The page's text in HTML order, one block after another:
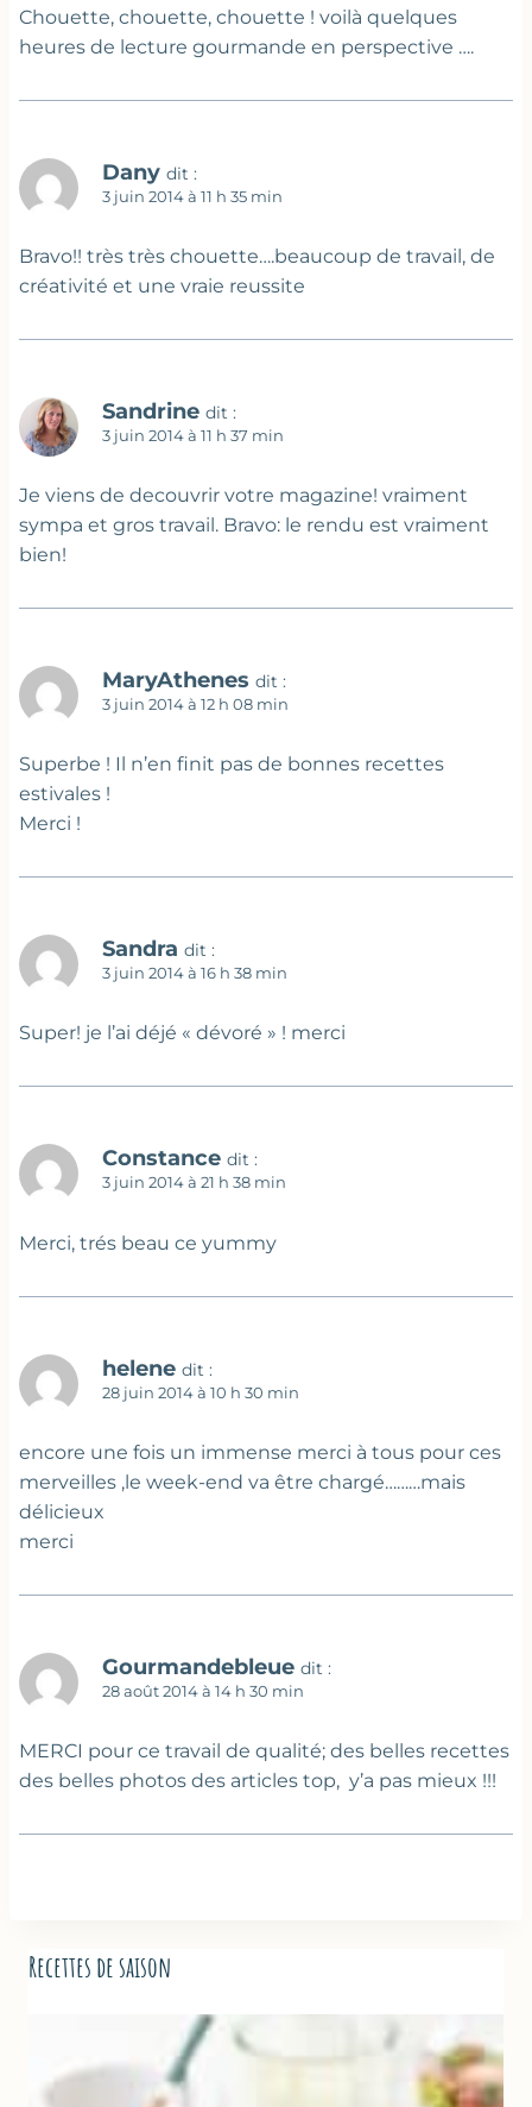
Chouette, chouette, chouette ! voilà quelques
heures de lecture gourmande en perspective ….
Dany dit :
3 juin 2014 à 11 h 35 min
Bravo!! très très chouette….beaucoup de travail, de
créativité et une vraie reussite
Sandrine dit :
3 juin 2014 à 11 h 37 min
Je viens de decouvrir votre magazine! vraiment
sympa et gros travail. Bravo: le rendu est vraiment
bien!
MaryAthenes dit :
3 juin 2014 à 12 h 08 min
Superbe ! Il n’en finit pas de bonnes recettes
estivales !
Merci !
Sandra dit :
3 juin 2014 à 16 h 38 min
Super! je l’ai déjé « dévoré » ! merci
Constance dit :
3 juin 2014 à 21 h 38 min
Merci, trés beau ce yummy
helene dit :
28 juin 2014 à 10 h 30 min
encore une fois un immense merci à tous pour ces
merveilles ,le week-end va être chargé………mais
délicieux
merci
Gourmandebleue dit :
28 août 2014 à 14 h 30 min
MERCI pour ce travail de qualité; des belles recettes
des belles photos des articles top, y’a pas mieux !!!
Recettes de saison